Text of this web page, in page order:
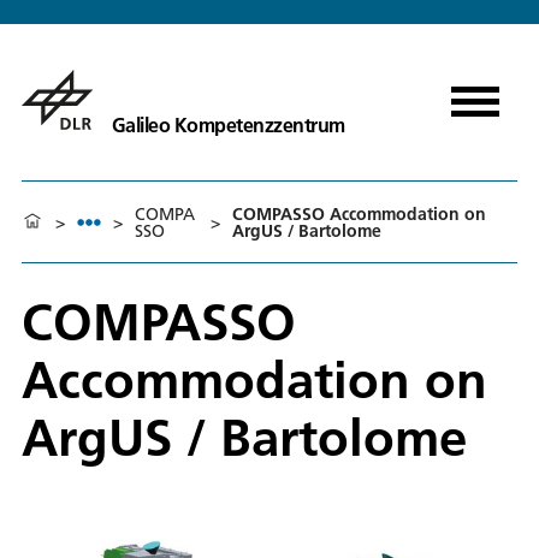
Galileo Kompetenzzentrum
> > COMPA
SSO > COMPASSO Accommodation on
ArgUS / Bartolome
COMPASSO
Accommodation on
ArgUS / Bartolome